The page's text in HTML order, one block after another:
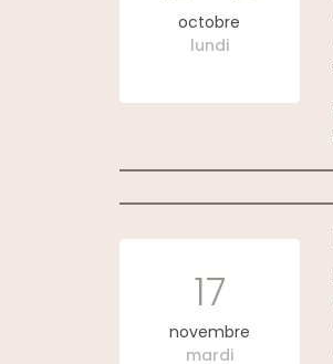
octobre
lundi
17
novembre
mardi